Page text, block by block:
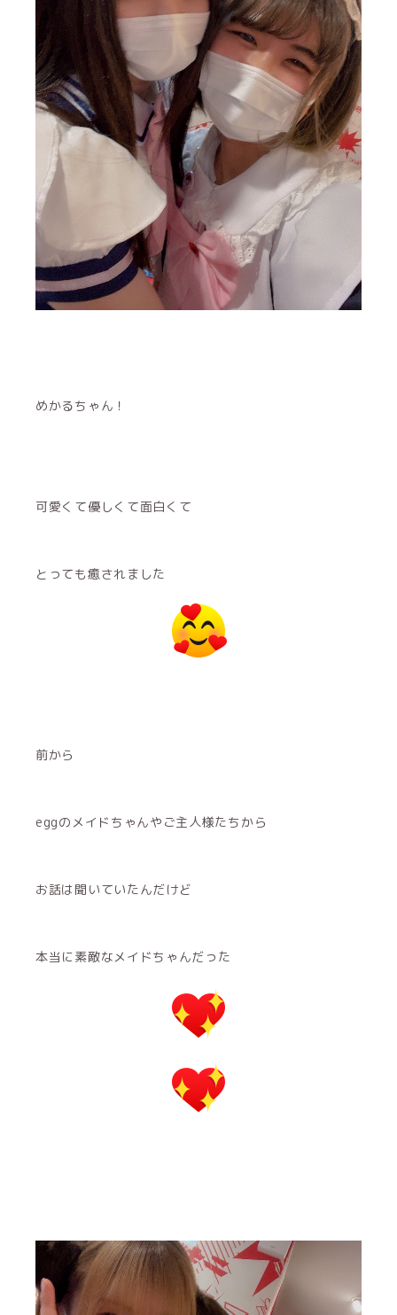
めかるちゃん！
可愛くて優しくて面白くて
とっても癒されました
前から
eggのメイドちゃんやご主人様たちから
お話は聞いていたんだけど
本当に素敵なメイドちゃんだった